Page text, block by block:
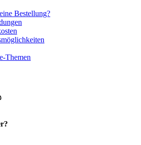
Bestellung?
Themen